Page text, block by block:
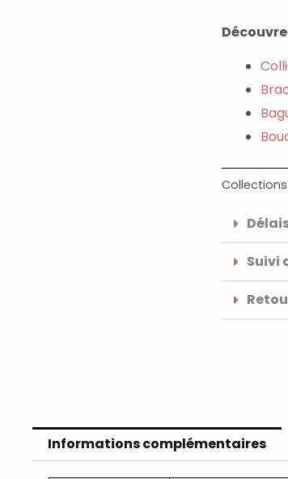
Collections
Suivi
Informations complémentaires